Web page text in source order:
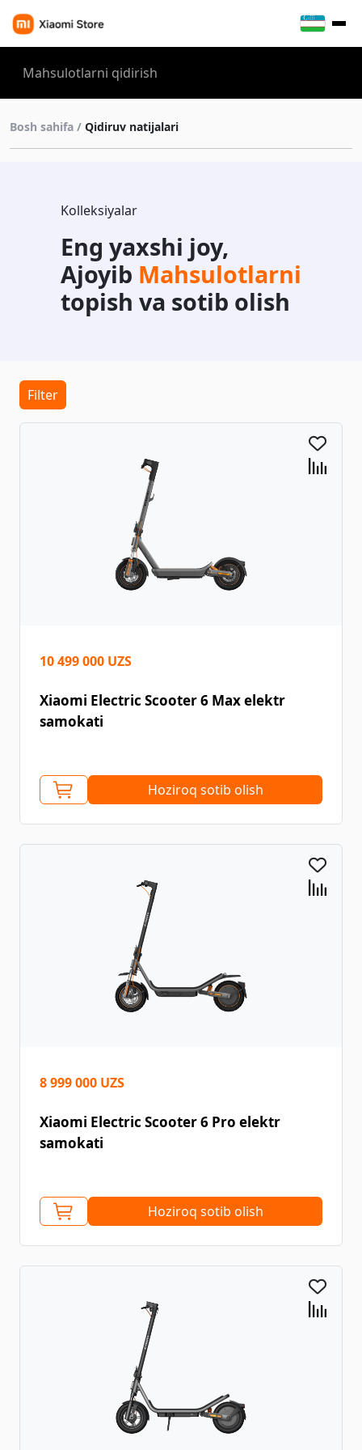
Bosh sahifa / Qidiruv natijalari
Kolleksiyalar
Eng yaxshi joy,
Ajoyib Mahsulotlarni
topish va sotib olish
Filter
10 499 000 UZS
Xiaomi Electric Scooter 6 Max elektr
samokati
Hoziroq sotib olish
8 999 000 UZS
Xiaomi Electric Scooter 6 Pro elektr
samokati
Hoziroq sotib olish